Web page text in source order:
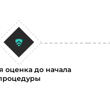
оценка до начала